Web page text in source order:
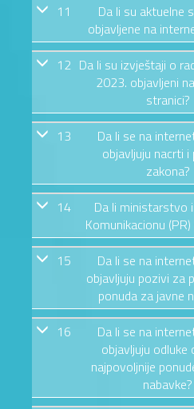
11
Da li su aktuelne
objavljene na
12 Da li su izvještaji o
2023. objavljeni
stranici?
13
Da li se na
objavljuju nacrti i
zakona?
14
Da li ministarstvo
Komunikacionu
15
Da li se na
objavljuju pozivi za
ponuda za javne
16
Da li se na
objavljuju odluke
najpovoljnije
nabavke?